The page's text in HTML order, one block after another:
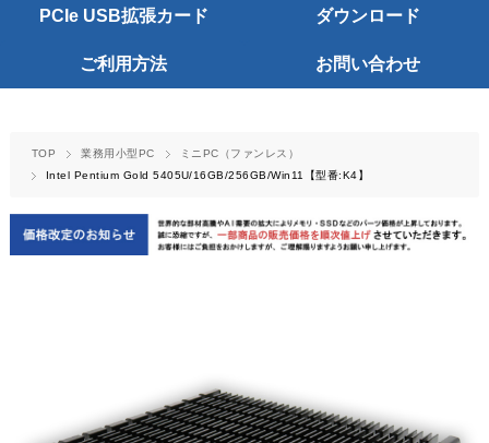
PCIe USB拡張カード ダウンロード
ご利用方法 お問い合わせ
TOP 業務用小型PC
ミニPC（ファンレス）
Intel Pentium Gold 5405U/16GB/256GB/Win11【型番:K4】